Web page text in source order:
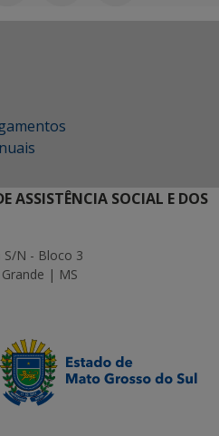
ASSISTÊNCIA SOCIAL E DOS
S/N - Bloco 3
| MS